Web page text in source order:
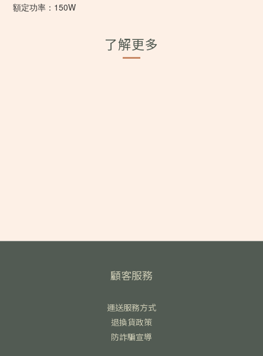
額定功率：150W
了解更多
顧客服務
運送服務方式
退換貨政策
防詐騙宣導